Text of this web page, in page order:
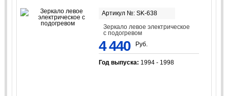
Артикул №: SK-638
Зеркало левое электрическое
с подогревом
4 440 Руб.
Год выпуска: 1994 - 1998